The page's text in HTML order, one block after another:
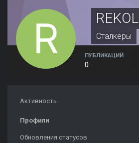
REKOL
Сталкеры
ПУБЛИКАЦИЙ
0
Активность
Профили
Обновления статусов